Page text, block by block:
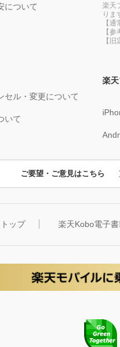
について
セル・変更について
いて
楽天
りま
【
【
【
楽
ご要望・ご意見はこちら
ップ 楽天Kobo電子